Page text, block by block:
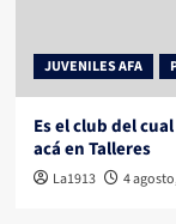
JUVENILES AFA
Es el club del
acá en Talleres
La1913 4